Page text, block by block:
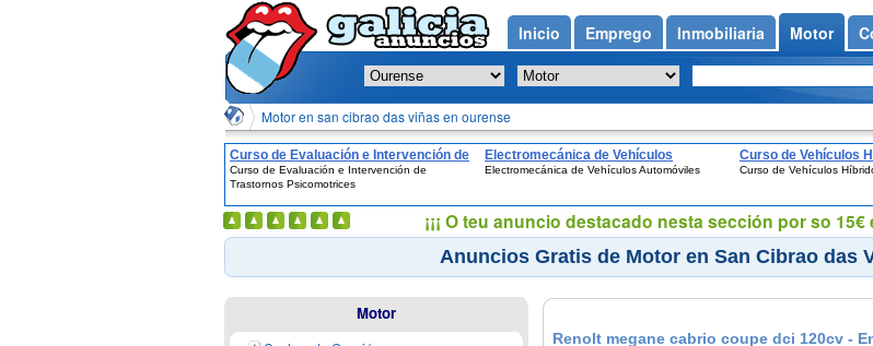
Motor en san cibrao das viñas en ourense
Curso de Evaluación e Intervención de
Trastornos Psicomotrices
Curso de Evaluación e Intervención de
Trastornos Psicomotrices
Electromecánica de Vehículos
Automóviles
Electromecánica de Vehículos Automóviles
Curso de Vehículos
Eléctricos
Curso de Vehículos
Anuncios Gratis de Motor en San Cibrao das
Renolt megane cabrio coupe dci 120cv -
Motor
Inicio Emprego Inmobiliaria Motor
¡¡¡ O teu anuncio destacado nesta sección por so